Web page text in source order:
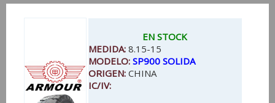
EN STOCK
MEDIDA: 8.15-15
MODELO: SP900 SOLIDA
ORIGEN: CHINA
IC/IV: